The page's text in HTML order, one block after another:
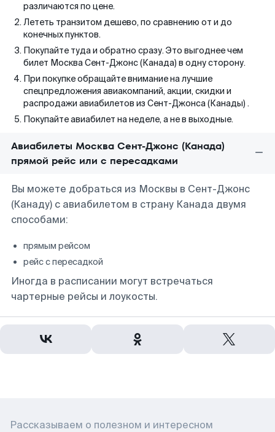
различаются по цене.
Лететь транзитом дешево, по сравнению от и до
конечных пунктов.
Покупайте туда и обратно сразу. Это выгоднее чем
билет Москва Сент-Джонс (Канада) в одну сторону.
При покупке обращайте внимание на лучшие
спецпредложения авиакомпаний, акции, скидки и
распродажи авиабилетов из Сент-Джонса (Канады) .
Покупайте авиабилет на неделе, а не в выходные.
Авиабилеты Москва Сент-Джонс (Канада)
прямой рейс или с пересадками
Вы можете добраться из Москвы в Сент-Джонс
(Канаду) с авиабилетом в страну Канада двумя
способами:
прямым рейсом
рейс с пересадкой
Иногда в расписании могут встречаться
чартерные рейсы и лоукосты.
Рассказываем о полезном и интересном